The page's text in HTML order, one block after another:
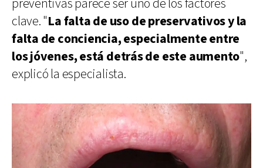
preventivas parece ser uno de los factores
clave. "La falta de uso de preservativos y la
falta de conciencia, especialmente entre
los jóvenes, está detrás de este aumento",
explicó la especialista.